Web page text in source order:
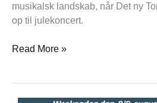
musikalsk landskab, når Det ny
op til julekoncert.
Read More »